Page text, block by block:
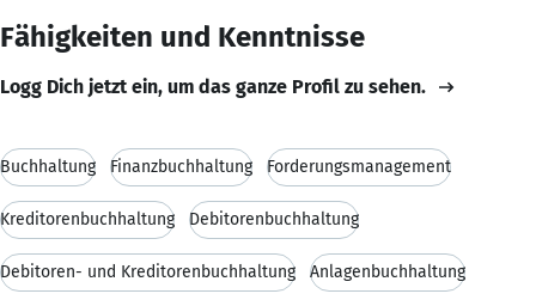
Fähigkeiten und Kenntnisse
Logg Dich jetzt ein, um das ganze Profil zu sehen.
Buchhaltung Finanzbuchhaltung Forderungsmanagement
Kreditorenbuchhaltung Debitorenbuchhaltung
Debitoren- und Kreditorenbuchhaltung Anlagenbuchhaltung